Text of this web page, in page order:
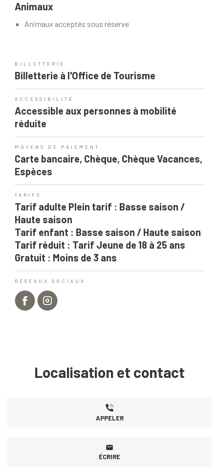
Animaux
Animaux acceptés sous réserve
BILLETTERIE
Billetterie à l'Office de Tourisme
ACCESSIBILITÉ
Accessible aux personnes à mobilité
réduite
MOYENS DE PAIEMENT
Carte bancaire, Chèque, Chèque Vacances,
Espèces
TARIFS
Tarif adulte Plein tarif : Basse saison /
Haute saison
Tarif enfant : Basse saison / Haute saison
Tarif réduit : Tarif Jeune de 18 à 25 ans
Gratuit : Moins de 3 ans
RÉSEAUX SOCIAUX
Localisation et contact
APPELER
ÉCRIRE